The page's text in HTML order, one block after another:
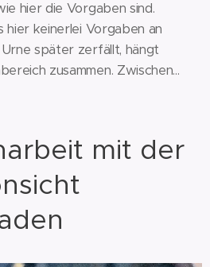
hier die Vorgaben sind.
hier keinerlei Vorgaben an
später zerfällt, hängt
zusammen. Zwischen...
mit der